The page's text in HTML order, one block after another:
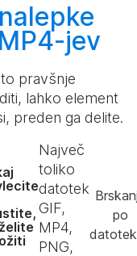
jev
pravšnje
lahko element
preden ga delite.
Največ
toliko
datotek
GIF,
MP4,
PNG,
po